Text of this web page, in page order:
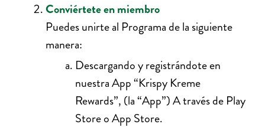
Conviértete en miembro
Puedes unirte al Programa de la siguiente
manera:
Descargando y registrándote en
nuestra App “Krispy Kreme
Rewards”, (la “App”) A través de Play
Store o App Store.